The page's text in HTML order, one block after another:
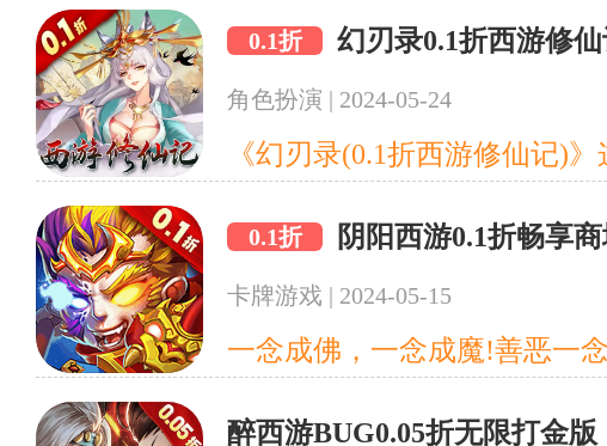
0.1折 幻刃录0.1折西游修
角色扮演 | 2024-05-24
0.1折 阴阳西游0.1折畅享
卡牌游戏 | 2024-05-15
醉西游BUG0.05折无限打金版